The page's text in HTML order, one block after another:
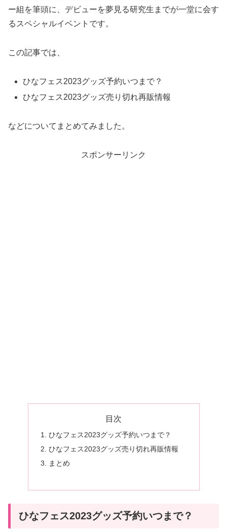
ー組を筆頭に、デビューを夢見る研究生までが一堂に会す
るスペシャルイベントです。
この記事では、
ひなフェス2023グッズ予約いつまで？
ひなフェス2023グッズ売り切れ再販情報
などについてまとめてみました。
スポンサーリンク
目次
ひなフェス2023グッズ予約いつまで？
ひなフェス2023グッズ売り切れ再販情報
まとめ
ひなフェス2023グッズ予約いつまで？